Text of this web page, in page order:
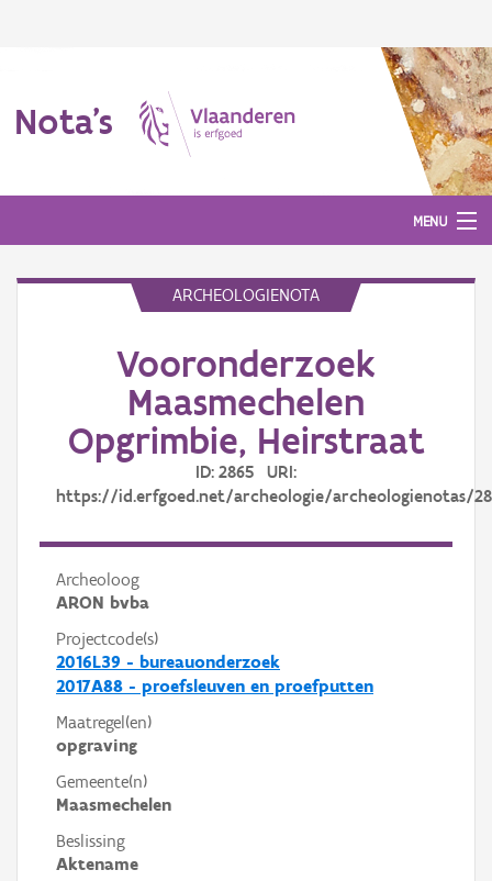
Nota's
MENU
ARCHEOLOGIENOTA
Vooronderzoek
Maasmechelen
Opgrimbie, Heirstraat
ID: 2865 URI:
https://id.erfgoed.net/archeologie/archeologienotas/
Archeoloog
ARON bvba
Projectcode(s)
2016L39 - bureauonderzoek
2017A88 - proefsleuven en proefputten
Maatregel(en)
opgraving
Gemeente(n)
Maasmechelen
Beslissing
Aktename